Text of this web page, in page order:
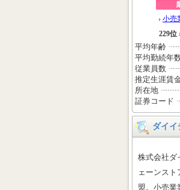
小売
229位
平均年齢
平均勤続年
従業員数
推定生涯賃
所在地
証券コード
ダイイ
株式会社ダ
ェーンス
盟。小売業